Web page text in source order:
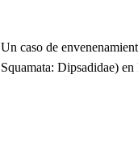
Un caso de
Squamata: Dipsadidae) en